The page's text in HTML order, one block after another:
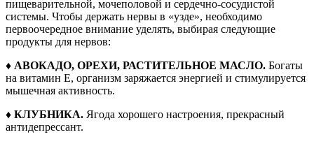
пищеварительной, мочеполовой и сердечно-сосудистой
системы. Чтобы держать нервы в «узде», необходимо
первоочередное внимание уделять, выбирая следующие
продукты для нервов:
♦ АВОКАДО, ОРЕХИ, РАСТИТЕЛЬНОЕ МАСЛО. Богаты
на витамин Е, организм заряжается энергией и стимулируется
мышечная активность.
♦ КЛУБНИКА. Ягода хорошего настроения, прекрасный
антидепрессант.